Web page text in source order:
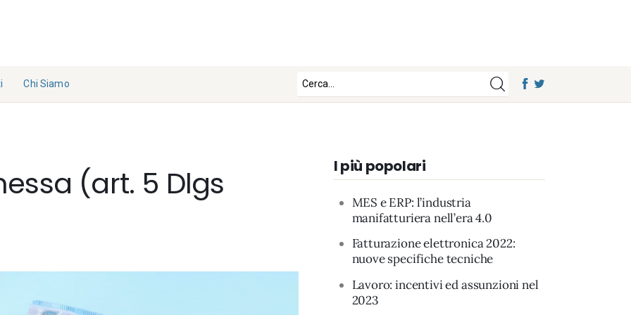
Chi Siamo
Collabo
ra con
(art. 5 Dlgs
I più popolari
MES e ERP: l’industria
manifatturiera nell’era 4.0
Fatturazione elettronica 2022:
nuove specifiche tecniche
Lavoro: incentivi ed assunzioni nel
2023